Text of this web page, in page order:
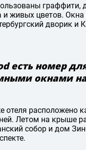
граффити,
и живых цветов.
дворик и
есть номер
окнами
отеля расположено
Летом на крыше
собор и дом